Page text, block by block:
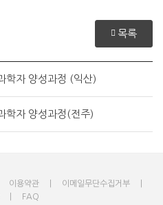
목록
학자 양성과정 (익산)
학자 양성과정(전주)
이용약관
이메일무단수집거부
FAQ